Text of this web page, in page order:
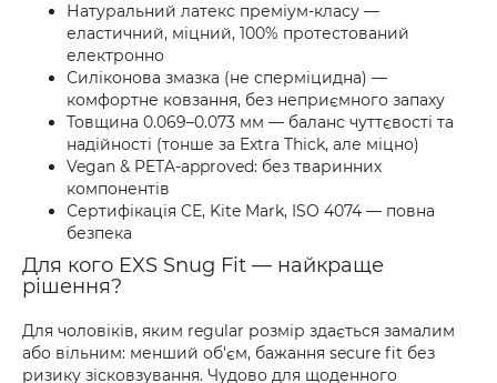
Натуральний латекс преміум-класу —
еластичний, міцний, 100% протестований
електронно
Силіконова змазка (не сперміцидна) —
комфортне ковзання, без неприємного запаху
Товщина 0.069–0.073 мм — баланс чуттєвості та
надійності (тонше за Extra Thick, але міцно)
Vegan & PETA-approved: без тваринних
компонентів
Сертифікація CE, Kite Mark, ISO 4074 — повна
безпека
Для кого EXS Snug Fit — найкраще
рішення?
Для чоловіків, яким regular розмір здається замалим
або вільним: менший об'єм, бажання secure fit без
ризику зісковзування. Чудово для щоденного